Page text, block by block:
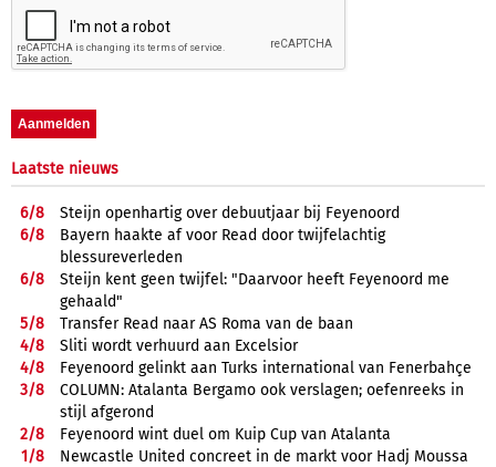
Laatste nieuws
6/8
Steijn openhartig over debuutjaar bij Feyenoord
6/8
Bayern haakte af voor Read door twijfelachtig
blessureverleden
6/8
Steijn kent geen twijfel: "Daarvoor heeft Feyenoord me
gehaald"
5/8
Transfer Read naar AS Roma van de baan
4/8
Sliti wordt verhuurd aan Excelsior
4/8
Feyenoord gelinkt aan Turks international van Fenerbahçe
3/8
COLUMN: Atalanta Bergamo ook verslagen; oefenreeks in
stijl afgerond
2/8
Feyenoord wint duel om Kuip Cup van Atalanta
1/8
Newcastle United concreet in de markt voor Hadj Moussa